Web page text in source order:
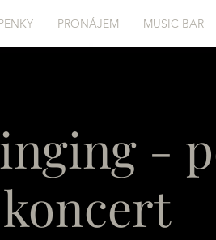
PRONÁJEM MUSIC BAR
-
koncert